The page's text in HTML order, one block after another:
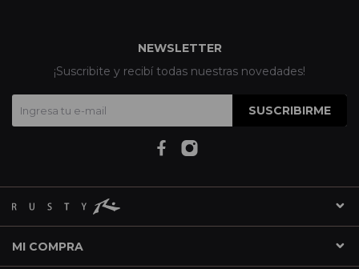
MI COMPRA
NEWSLETTER
¡Suscribite y recibí todas nuestras novedades!
SUSCRIBIRME